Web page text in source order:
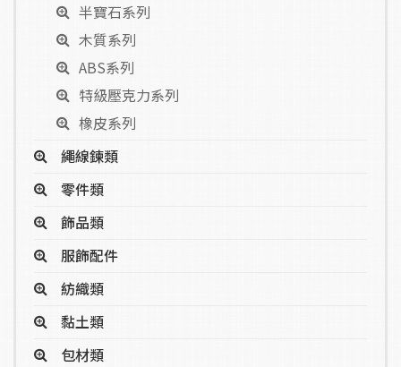
半寶石系列
木質系列
ABS系列
特級壓克力系列
橡皮系列
繩線鍊類
零件類
飾品類
服飾配件
紡織類
黏土類
包材類